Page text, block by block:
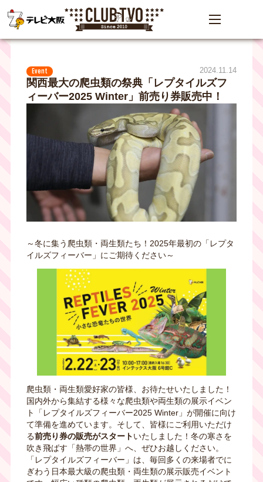
Event 2024.11.14
関西最大の爬虫類の祭典「レプタイルズフ
ィーバー2025 Winter」前売り券販売中！
～冬に集う爬虫類・両生類たち！2025年最初の「レプタ
イルズフィーバー」にご期待ください～
爬虫類・両生類愛好家の皆様、お待たせいたしました！
国内外から集結する様々な爬虫類や両生類の展示イベン
ト「レプタイルズフィーバー2025 Winter」が開催に向け
て準備を進めています。そして、皆様にご利用いただけ
る前売り券の販売がスタートいたしました！冬の寒さを
吹き飛ばす「熱帯の世界」へ、ぜひお越しください。
「レプタイルズフィーバー」は、毎回多くの来場者でに
ぎわう日本最大級の爬虫類・両生類の展示販売イベント